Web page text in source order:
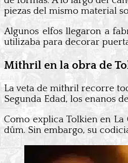
piezas del mismo material
Algunos elfos llegaron a
utilizaba para decorar
Mithril en la obra de
La veta de mithril recorre
Segunda Edad, los enanos
Como explica Tolkien en
dûm. Sin embargo, su